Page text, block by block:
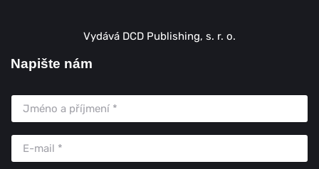
Vydává DCD Publishing, s. r. o.
Napište nám